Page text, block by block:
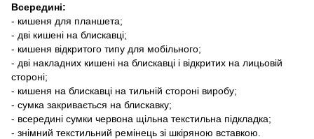
Всередині:
- кишеня для планшета;
- дві кишені на блискавці;
- кишеня відкритого типу для мобільного;
- дві накладних кишені на блискавці і відкритих на лицьовій
стороні;
- кишеня на блискавці на тильній стороні виробу;
- сумка закривається на блискавку;
- всередині сумки червона щільна текстильна підкладка;
- знімний текстильний ремінець зі шкіряною вставкою.